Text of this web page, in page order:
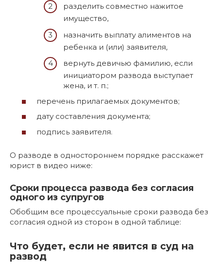
разделить совместно нажитое
имущество,
назначить выплату алиментов на
ребенка и (или) заявителя,
вернуть девичью фамилию, если
инициатором развода выступает
жена, и т. п.;
перечень прилагаемых документов;
дату составления документа;
подпись заявителя.
О разводе в одностороннем порядке расскажет
юрист в видео ниже:
Сроки процесса развода без согласия
одного из супругов
Обобщим все процессуальные сроки развода без
согласия одной из сторон в одной таблице:
Что будет, если не явится в суд на
развод